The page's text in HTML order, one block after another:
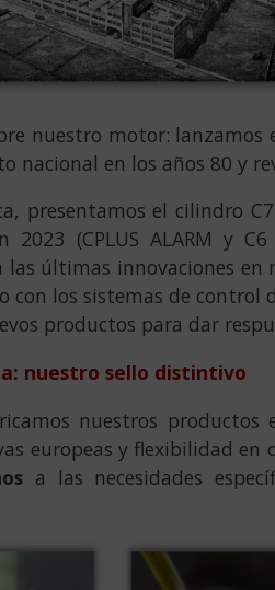
nuestro motor:
en los años 80 y
presentamos el cilindro
2023 (CPLUS ALARM y
últimas innovaciones
los sistemas de control
productos para dar
nuestro sello distintivo
nuestros productos
europeas y flexibilidad en
a las necesidades